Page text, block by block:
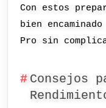
Con estos
bien
Pro sin
Consejos